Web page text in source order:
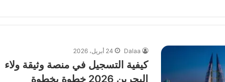
Dalaa 24 أبريل، 2026
كيفية التسجيل في منصة وثيقة ولاء
البحرين 2026 خطوة بخطوة